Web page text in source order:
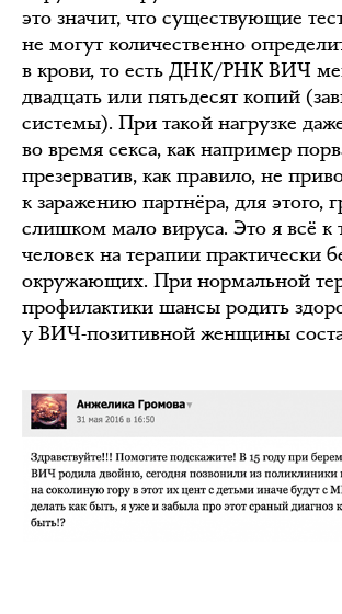
это значит, что существующие
не могут количественно
в крови, то есть ДНК/РНК ВИЧ
двадцать или пятьдесят копий
системы). При такой нагрузке
во время секса, как например
презерватив, как правило, не
к заражению партнёра, для этого,
слишком мало вируса. Это я всё к
человек на терапии практически
окружающих. При нормальной
профилактики шансы родить
у ВИЧ-позитивной женщины